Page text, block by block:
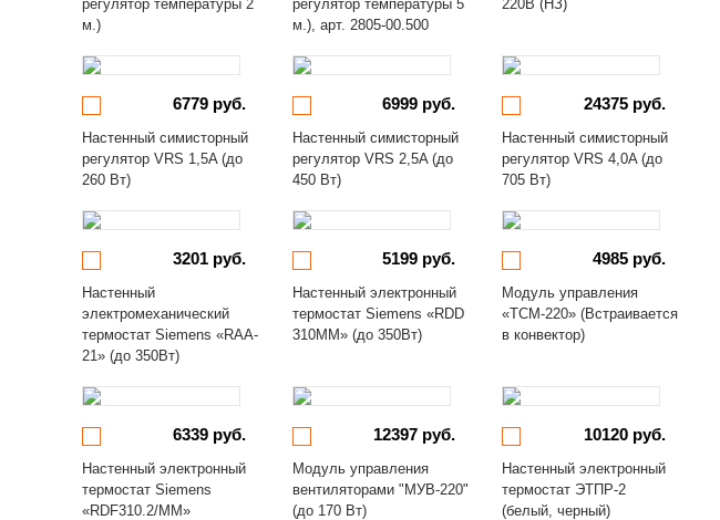
регулятор температуры 2
м.)
регулятор температуры 5
м.), арт. 2805-00.500
220В (НЗ)
6779 руб.
Настенный симисторный
регулятор VRS 1,5A (до
260 Вт)
6999 руб.
Настенный симисторный
регулятор VRS 2,5A (до
450 Вт)
24375 руб.
Настенный симисторный
регулятор VRS 4,0A (до
705 Вт)
3201 руб.
Настенный
электромеханический
термостат Siemens «RAA-
21» (до 350Вт)
5199 руб.
Настенный электронный
термостат Siemens «RDD
310MM» (до 350Вт)
4985 руб.
Модуль управления
«ТСМ-220» (Встраивается
в конвектор)
6339 руб.
Настенный электронный
термостат Siemens
«RDF310.2/MM»
12397 руб.
Модуль управления
вентиляторами "МУВ-220"
(до 170 Вт)
10120 руб.
Настенный электронный
термостат ЭТПР-2
(белый, черный)